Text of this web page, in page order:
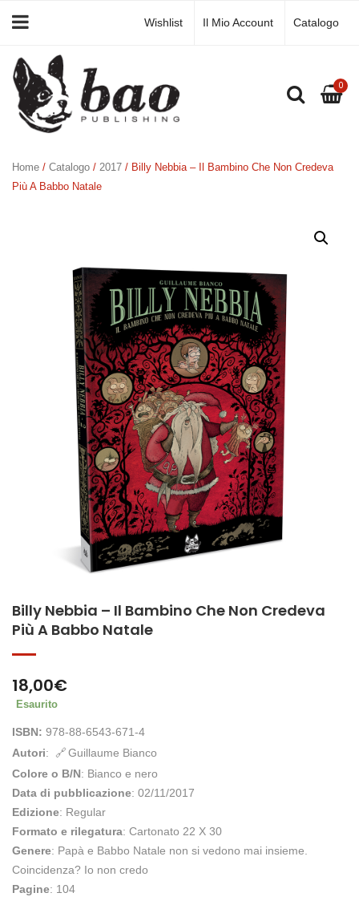
Wishlist Il Mio Account Catalogo
0
Home / Catalogo / 2017 / Billy Nebbia – Il Bambino Che Non Credeva
Più A Babbo Natale
Billy Nebbia – Il Bambino Che Non Credeva
Più A Babbo Natale
18,00€
Esaurito
ISBN: 978-88-6543-671-4
Autori:
Guillaume Bianco
Colore o B/N: Bianco e nero
Data di pubblicazione: 02/11/2017
Edizione: Regular
Formato e rilegatura: Cartonato 22 X 30
Genere: Papà e Babbo Natale non si vedono mai insieme.
Coincidenza? Io non credo
Pagine: 104